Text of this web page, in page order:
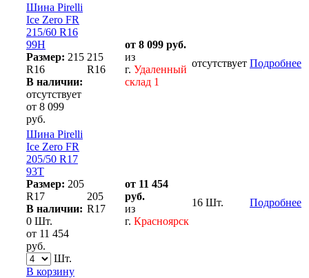
Шина Pirelli
Ice Zero FR
215/60 R16
99H
Размер: 215
R16
В наличии:
отсутствует
от 8 099
руб.
215
R16
от 8 099 руб.
из
г. Удаленный
склад 1
отсутствует Подробнее
Шина Pirelli
Ice Zero FR
205/50 R17
93T
Размер: 205
R17
В наличии:
0 Шт.
от 11 454
руб.
Шт.
В корзину
205
R17
от 11 454
руб.
из
г. Красноярск
16 Шт. Подробнее